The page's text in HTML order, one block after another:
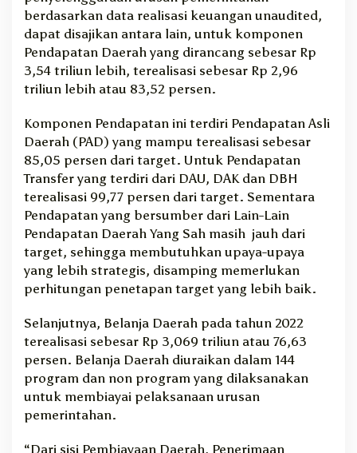
berdasarkan data realisasi keuangan unaudited,
dapat disajikan antara lain, untuk komponen
Pendapatan Daerah yang dirancang sebesar Rp
3,54 triliun lebih, terealisasi sebesar Rp 2,96
triliun lebih atau 83,52 persen.
Komponen Pendapatan ini terdiri Pendapatan Asli
Daerah (PAD) yang mampu terealisasi sebesar
85,05 persen dari target. Untuk Pendapatan
Transfer yang terdiri dari DAU, DAK dan DBH
terealisasi 99,77 persen dari target. Sementara
Pendapatan yang bersumber dari Lain-Lain
Pendapatan Daerah Yang Sah masih jauh dari
target, sehingga membutuhkan upaya-upaya
yang lebih strategis, disamping memerlukan
perhitungan penetapan target yang lebih baik.
Selanjutnya, Belanja Daerah pada tahun 2022
terealisasi sebesar Rp 3,069 triliun atau 76,63
persen. Belanja Daerah diuraikan dalam 144
program dan non program yang dilaksanakan
untuk membiayai pelaksanaan urusan
pemerintahan.
“Dari sisi Pembiayaan Daerah, Penerimaan